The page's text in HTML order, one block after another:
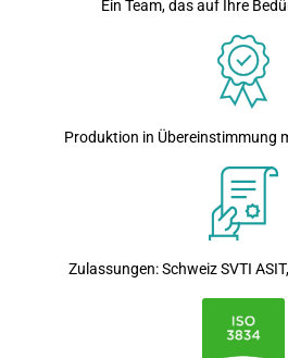
Ein Team, das auf Ihre
Produktion in Übereinstimmung
Zulassungen: Schweiz SVTI